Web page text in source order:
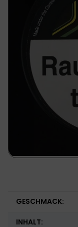
GESCHMACK:
INHALT: